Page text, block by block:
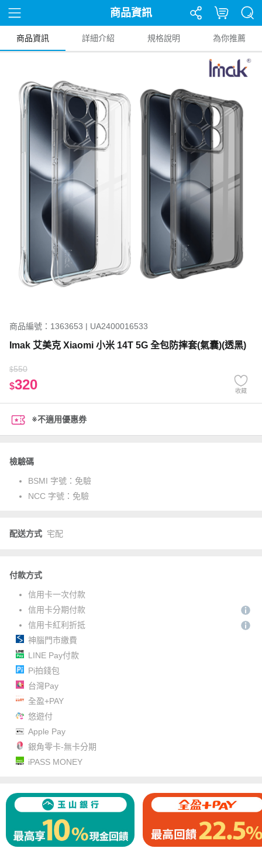
商品資訊
商品資訊 詳細介紹 規格說明 為你推薦
商品編號：1363653 | UA2400016533
Imak 艾美克 Xiaomi 小米 14T 5G 全包防摔套(氣囊)(透黑)
$550
$320 收藏
※不適用優惠券
檢驗碼
BSMI 字號： 免驗
NCC 字號： 免驗
配送方式 宅配
付款方式
信用卡一次付款
信用卡分期付款
信用卡紅利折抵
神腦門市繳費
LINE Pay付款
Pi拍錢包
台灣Pay
全盈+PAY
悠遊付
Apple Pay
銀角零卡-無卡分期
iPASS MONEY